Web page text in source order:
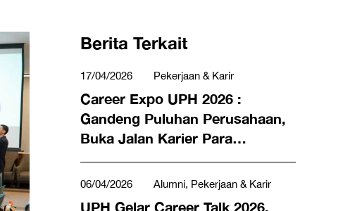
Berita Terkait
17/04/2026 Pekerjaan & Karir
Career Expo UPH 2026 :
Gandeng Puluhan Perusahaan,
Buka Jalan Karier Para
Profesional Muda
06/04/2026 Alumni, Pekerjaan & Karir
UPH Gelar Career Talk 2026,